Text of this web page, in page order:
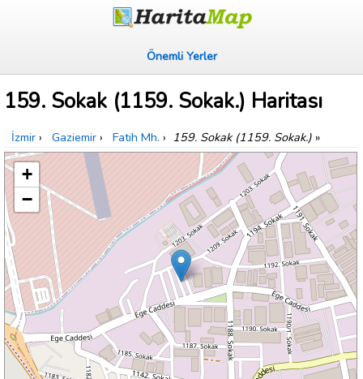
Önemli Yerler
159. Sokak (1159. Sokak.) Haritası
İzmir › Gaziemir › Fatih Mh. › 159. Sokak (1159. Sokak.) »
+
−